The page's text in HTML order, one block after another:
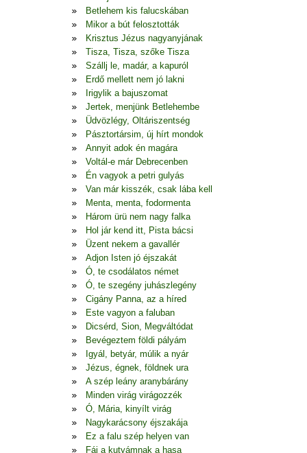
Betlehem kis falucskában
Mikor a bút felosztották
Krisztus Jézus nagyanyjának
Tisza, Tisza, szőke Tisza
Szállj le, madár, a kapuról
Erdő mellett nem jó lakni
Irigylik a bajuszomat
Jertek, menjünk Betlehembe
Üdvözlégy, Oltáriszentség
Pásztortársim, új hírt mondok
Annyit adok én magára
Voltál-e már Debrecenben
Én vagyok a petri gulyás
Van már kisszék, csak lába kell
Menta, menta, fodormenta
Három ürü nem nagy falka
Hol jár kend itt, Pista bácsi
Üzent nekem a gavallér
Adjon Isten jó éjszakát
Ó, te csodálatos német
Ó, te szegény juhászlegény
Cigány Panna, az a híred
Este vagyon a faluban
Dicsérd, Sion, Megváltódat
Bevégeztem földi pályám
Igyál, betyár, múlik a nyár
Jézus, égnek, földnek ura
A szép leány aranybárány
Minden virág virágozzék
Ó, Mária, kinyílt virág
Nagykarácsony éjszakája
Ez a falu szép helyen van
Fáj a kutyámnak a hasa